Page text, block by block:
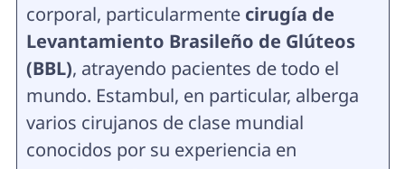
corporal, particularmente cirugía de
Levantamiento Brasileño de Glúteos
(BBL), atrayendo pacientes de todo el
mundo. Estambul, en particular, alberga
varios cirujanos de clase mundial
conocidos por su experiencia en